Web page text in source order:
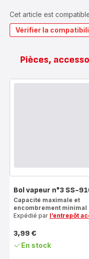
Cet article est
Vérifier la
Pièces,
Bol vapeur n°3 SS-
Capacité maximale et
encombrement minimal
Expédié par l’entrepôt
Prix
3,99 €
En stock